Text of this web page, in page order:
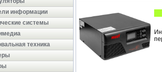
информации
системы
техника